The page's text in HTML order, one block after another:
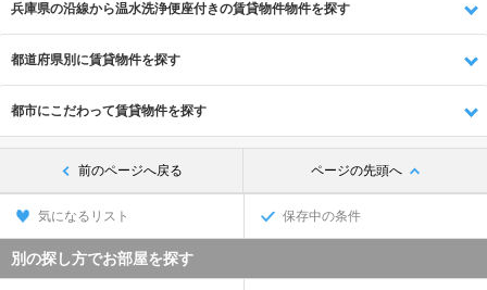
兵庫県の沿線から温水洗浄便座付きの賃貸物件物件を探す
都道府県別に賃貸物件を探す
都市にこだわって賃貸物件を探す
前のページへ戻る ページの先頭へ
気になるリスト 保存中の条件
別の探し方でお部屋を探す